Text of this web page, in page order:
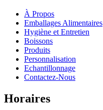
À Propos
Emballages Alimentaires
Hygiène et Entretien
Boissons
Produits
Personnalisation
Echantillonnage
Contactez-Nous
Horaires